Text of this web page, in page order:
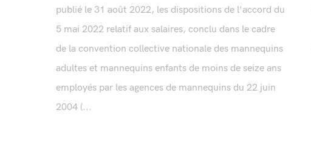
publié le 31 août 2022, les dispositions de l'accord du
5 mai 2022 relatif aux salaires, conclu dans le cadre
de la convention collective nationale des mannequins
adultes et mannequins enfants de moins de seize ans
employés par les agences de mannequins du 22 juin
2004 (...